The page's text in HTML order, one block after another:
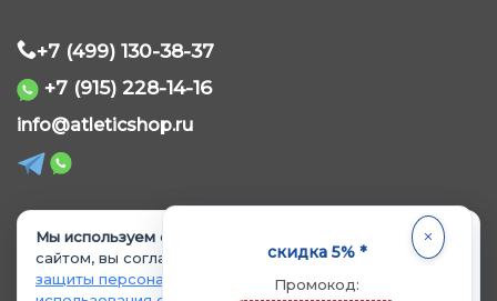
+7 (499) 130-38-37
+7 (915) 228-14-16
info@atleticshop.ru
Мы используем cookie.
Продолжая пользоваться
сайтом, вы соглашаетесь с
Политикой обработки и
защиты персональных данных
иПолитикой
© 2026 «AtleticShop». Все права защищены
скидка 5% *
Промокод: